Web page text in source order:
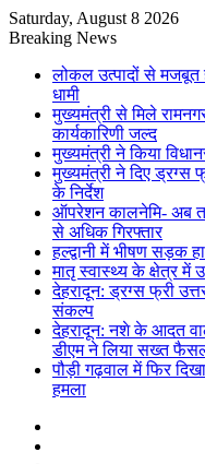
Saturday, August 8 2026
Breaking News
लोकल उत्पादों से मजबूत
धामी
मुख्यमंत्री से मिले
कार्यकारिणी जल्द
मुख्यमंत्री ने किया
मुख्यमंत्री ने दिए ड्रग्स
के निर्देश
ऑपरेशन कालनेमि- अब
से अधिक गिरफ्तार
हल्द्वानी में भीषण सड़क
मातृ स्वास्थ्य के क्षेत्र में
देहरादून: ड्रग्स फ्री
संकल्प
देहरादून: नशे के आदत
डीएम ने लिया सख्त
पौड़ी गढ़वाल में फिर
हमला